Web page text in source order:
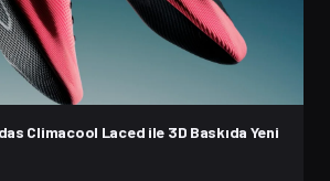
Climacool Laced ile 3D Baskıda Yeni